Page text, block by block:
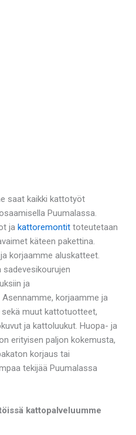
saat kaikki kattotyöt
Puumalassa.
ja kattoremontit toteutetaan
käteen pakettina.
korjaamme aluskatteet.
ja
korjaamme ja
muut kattotuotteet,
ja kattoluukut. Huopa- ja
erityisen paljon kokemusta,
korjaus tai
tekijää Puumalassa
kattopalveluumme